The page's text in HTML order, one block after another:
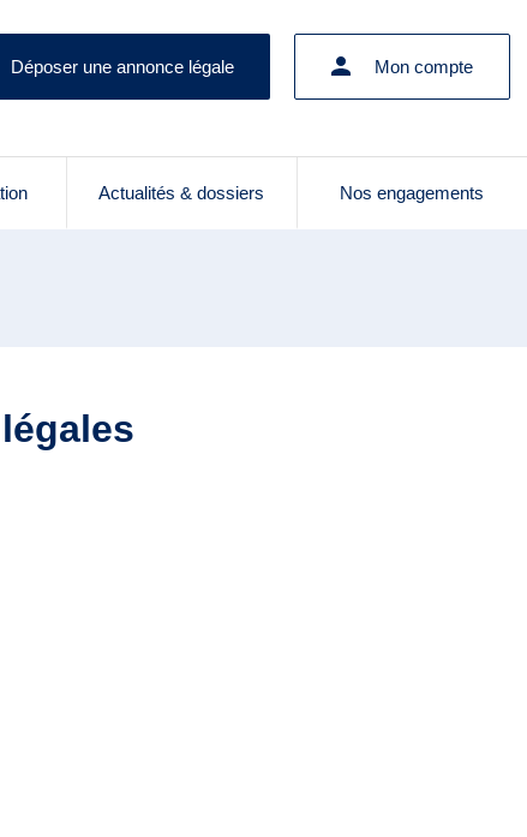
Déposer une annonce légale Mon compte
Actualités & dossiers Nos engagements